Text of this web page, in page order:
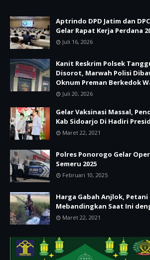
Aptrindo DPD Jatim dan
Gelar Rapat Kerja Perdana
Juli 16, 2026
Kanit Reskrim Polsek
Disorot, Marwah Polisi
Oknum Preman Berkedok
Juli 20, 2026
Gelar Vaksinasi Massal,
Kab Sidoarjo Di Hadiri
Maret 22, 2021
Polres Ponorogo Gelar
Semeru 2025
Februari 10, 2025
Harga Gabah Anjlok, Petani
Mebandingkan Saat Ini
Maret 22, 2021